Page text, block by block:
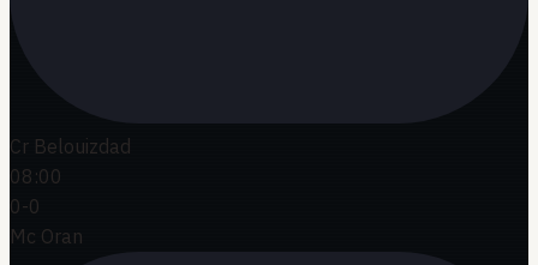
Cr Belouizdad
08:00
0-0
Mc Oran